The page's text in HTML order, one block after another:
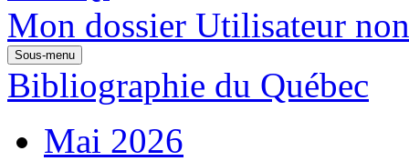
Mon dossier Utilisateur
Sous-menu
Bibliographie du Québec
Mai 2026